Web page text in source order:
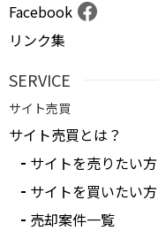
Facebook
リンク集
SERVICE
サイト売買
サイト売買とは？
サイトを売りたい方
サイトを買いたい方
売却案件一覧